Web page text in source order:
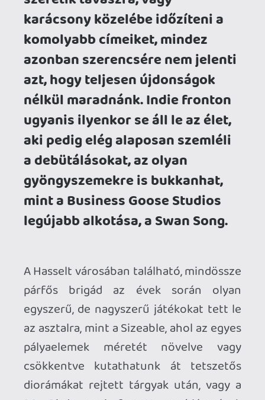
A Hasselt városában található, mindössze
párfős brigád az évek során olyan
egyszerű, de nagyszerű játékokat tett le
pályaelemek méretét növelve vagy
csökkentve kutathatunk át tetszetős
diorámákat rejtett tárgyak után, vagy a
30 Birds, ami festett papírlámpások
oldalain adja elő a történetét. És bár ezek
a címek enyhén szólva sem valók
mindenkinek – avagy aki a nagyobb,
összetettebb alkotásokat kedveli, az
elkerülhetetlenül csalódni fog bennük –
a maguk ötletes minimalizmusával
könnyen belophatják magukat az erre